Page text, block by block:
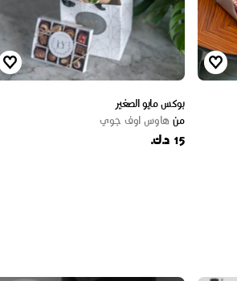
بوكس مايو الصغير
منهاوس اوف جوي
15 د.ك.